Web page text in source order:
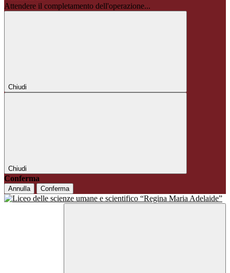
Attendere il completamento dell'operazione...
Chiudi
Chiudi
Conferma
Annulla Conferma